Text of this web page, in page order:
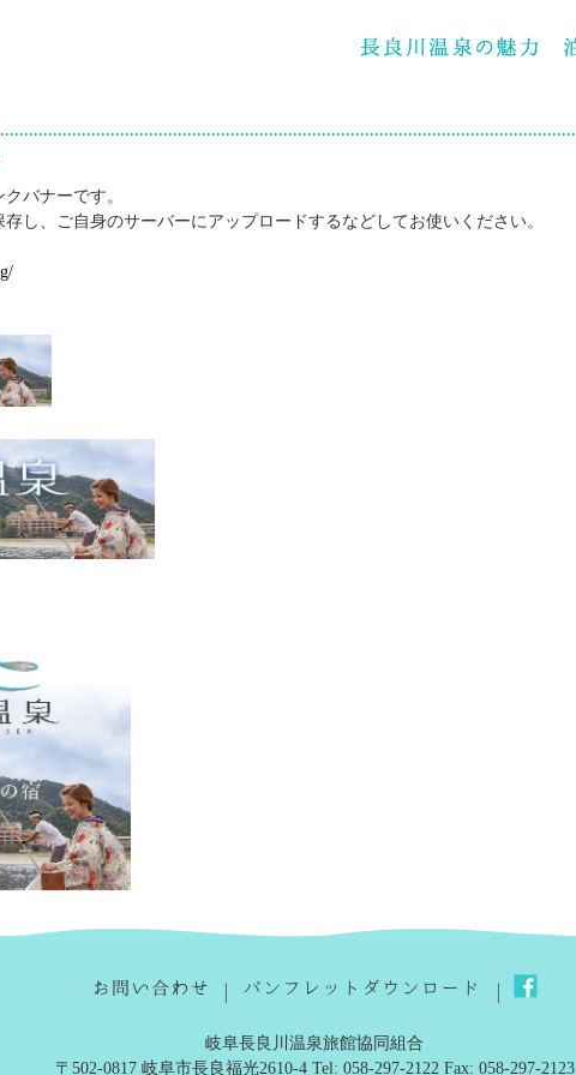
バナーです。
し、ご自身のサーバーにアップロードするなどしてお使いください。
｜ ｜
岐阜長良川温泉旅館協同組合
〒502-0817 岐阜市長良福光2610-4 Tel: 058-297-2122 Fax: 058-297-2123